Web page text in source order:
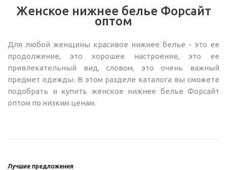
Женское нижнее белье Форсайт
оптом
Для любой женщины красивое нижнее белье - это ее
продолжение, это хорошее настроение, это ее
привлекательный вид, словом, это очень важный
предмет одежды. В этом разделе каталога вы сможете
подобрать и купить женское нижнее белье Форсайт
оптом по низким ценам.
Лучшие предложения